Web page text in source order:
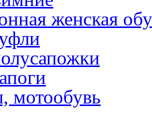
женская
мотообувь